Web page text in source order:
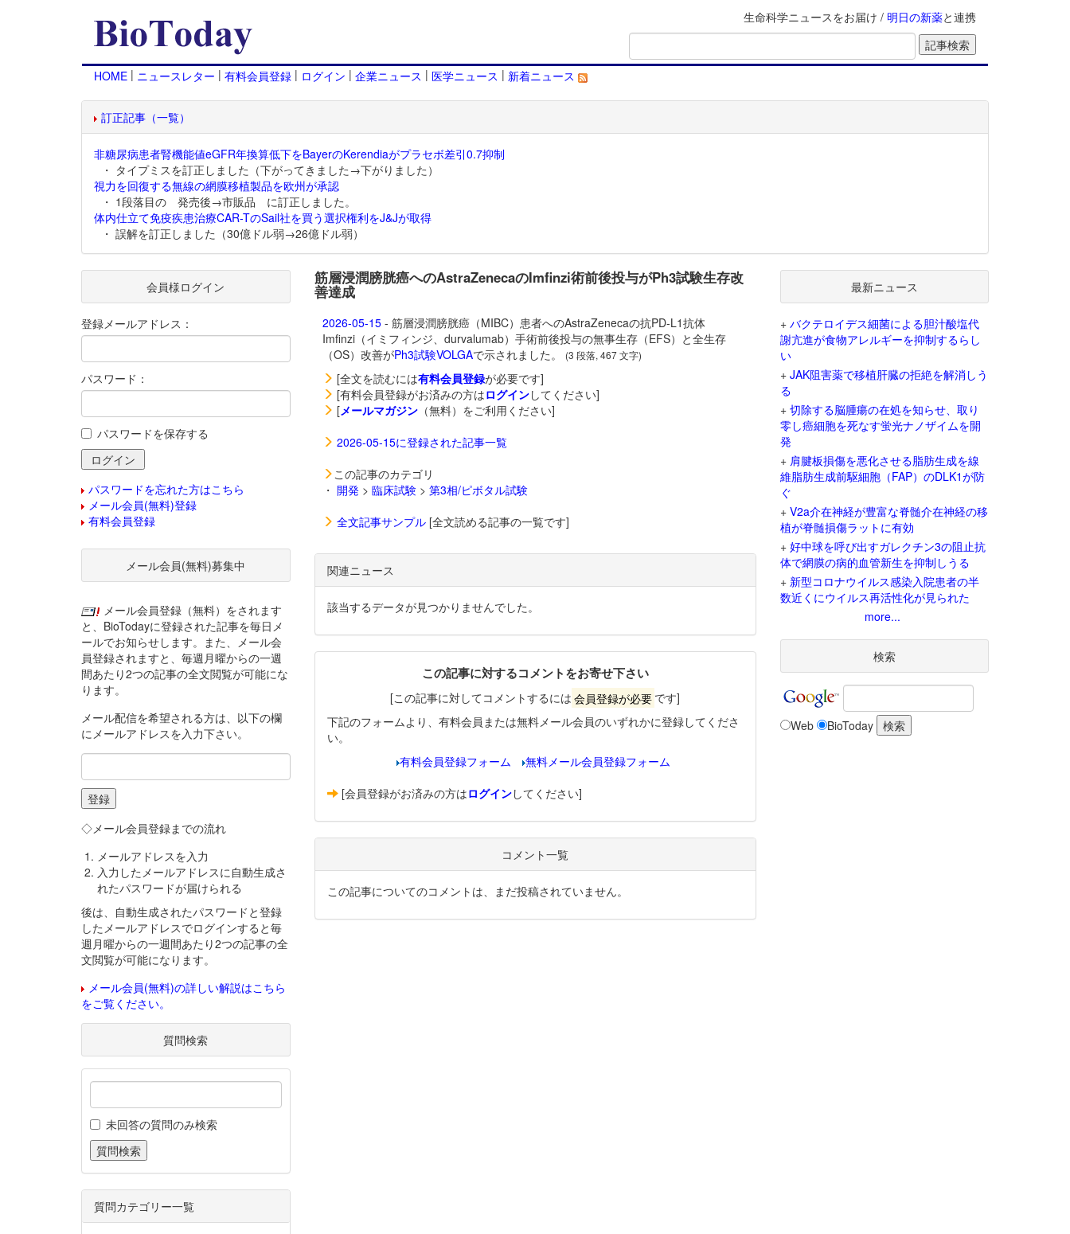
生命科学ニュースをお届け / 明日の新薬と連携
HOME | ニュースレター | 有料会員登録 | ログイン | 企業ニュース | 医学ニュース | 新着ニュース
訂正記事（一覧）
非糖尿病患者腎機能値eGFR年換算低下をBayerのKerendiaがプラセボ差引0.7抑制
・ タイプミスを訂正しました（下がってきました→下がりました）
視力を回復する無線の網膜移植製品を欧州が承認
・ 1段落目の 発売後→市販品 に訂正しました。
体内仕立て免疫疾患治療CAR-TのSail社を買う選択権利をJ&Jが取得
・ 誤解を訂正しました（30億ドル弱→26億ドル弱）
筋層浸潤膀胱癌へのAstraZenecaのImfinzi術前後投与がPh3試験生存改
善達成
2026-05-15- 筋層浸潤膀胱癌（MIBC）患者へのAstraZenecaの抗PD-L1抗体
Imfinzi（イミフィンジ、durvalumab）手術前後投与の無事生存（EFS）と全生存
（OS）改善がPh3試験VOLGAで示されました。 (3 段落, 467 文字)
[全文を読むには有料会員登録が必要です]
[有料会員登録がお済みの方はログインしてください]
[メールマガジン（無料）をご利用ください]
2026-05-15に登録された記事一覧
この記事のカテゴリ
・ 開発 > 臨床試験> 第3相/ピボタル試験
全文記事サンプル[全文読める記事の一覧です]
関連ニュース
該当するデータが見つかりませんでした。
この記事に対するコメントをお寄せ下さい
[この記事に対してコメントするには 会員登録が必要 です]
下記のフォームより、有料会員または無料メール会員のいずれかに登録してくださ
い。
有料会員登録フォーム
無料メール会員登録フォーム
[会員登録がお済みの方はログインしてください]
コメント一覧
この記事についてのコメントは、まだ投稿されていません。
会員様ログイン
登録メールアドレス：
パスワード：
パスワードを保存する
パスワードを忘れた方はこちら
メール会員(無料)登録
有料会員登録
メール会員(無料)募集中
メール会員登録（無料）をされます
と、BioTodayに登録された記事を毎日メ
ールでお知らせします。また、メール会
員登録されますと、毎週月曜からの一週
間あたり2つの記事の全文閲覧が可能にな
ります。
メール配信を希望される方は、以下の欄
にメールアドレスを入力下さい。
◇メール会員登録までの流れ
メールアドレスを入力
入力したメールアドレスに自動生成さ
れたパスワードが届けられる
後は、自動生成されたパスワードと登録
したメールアドレスでログインすると毎
週月曜からの一週間あたり2つの記事の全
文閲覧が可能になります。
メール会員(無料)の詳しい解説はこちら
をご覧ください。
質問検索
未回答の質問のみ検索
質問カテゴリー一覧
最新ニュース
+ バクテロイデス細菌による胆汁酸塩代
謝亢進が食物アレルギーを抑制するらし
い
+ JAK阻害薬で移植肝臓の拒絶を解消しう
る
+ 切除する脳腫瘍の在処を知らせ、取り
零し癌細胞を死なす蛍光ナノザイムを開
発
+ 肩腱板損傷を悪化させる脂肪生成を線
維脂肪生成前駆細胞（FAP）のDLK1が防
ぐ
+ V2a介在神経が豊富な脊髄介在神経の移
植が脊髄損傷ラットに有効
+ 好中球を呼び出すガレクチン3の阻止抗
体で網膜の病的血管新生を抑制しうる
+ 新型コロナウイルス感染入院患者の半
数近くにウイルス再活性化が見られた
more...
検索
Web BioToday